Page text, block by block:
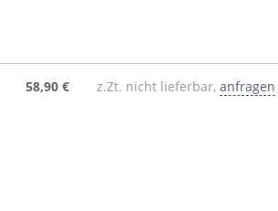
58,90 € z.Zt. nicht lieferbar, anfragen